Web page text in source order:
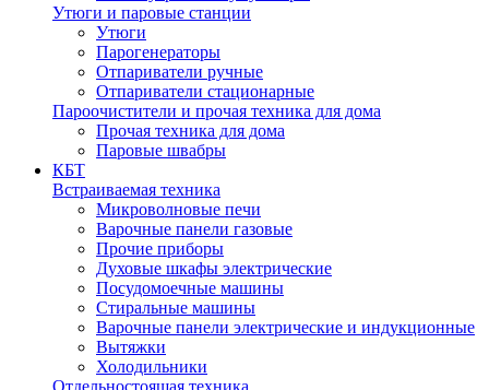
Утюги и паровые станции
Утюги
Парогенераторы
Отпариватели ручные
Отпариватели стационарные
Пароочистители и прочая техника для дома
Прочая техника для дома
Паровые швабры
КБТ
Встраиваемая техника
Микроволновые печи
Варочные панели газовые
Прочие приборы
Духовые шкафы электрические
Посудомоечные машины
Стиральные машины
Варочные панели электрические и индукционные
Вытяжки
Холодильники
Отдельностоящая техника